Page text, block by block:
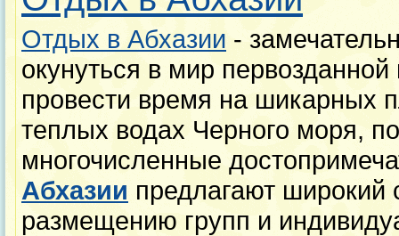
Отдых в Абхазии -
окунуться в мир
провести время на шикарных
теплых водах Черного моря,
многочисленные
Абхазии предлагают широкий
размещению групп и